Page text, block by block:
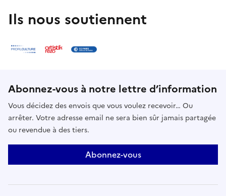
Ils nous soutiennent
Abonnez-vous à notre lettre d’information
Vous décidez des envois que vous voulez recevoir… Ou
arrêter. Votre adresse email ne sera bien sûr jamais partagée
ou revendue à des tiers.
Abonnez-vous